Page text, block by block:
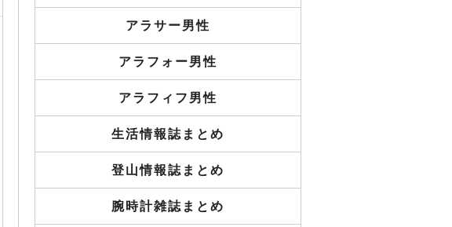
アラサー男性
アラフォー男性
アラフィフ男性
生活情報誌まとめ
登山情報誌まとめ
腕時計雑誌まとめ